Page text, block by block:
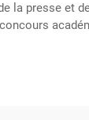
la presse et